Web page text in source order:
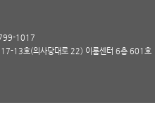
1017
13호(의사당대로 22) 이룸센터 6층 601호